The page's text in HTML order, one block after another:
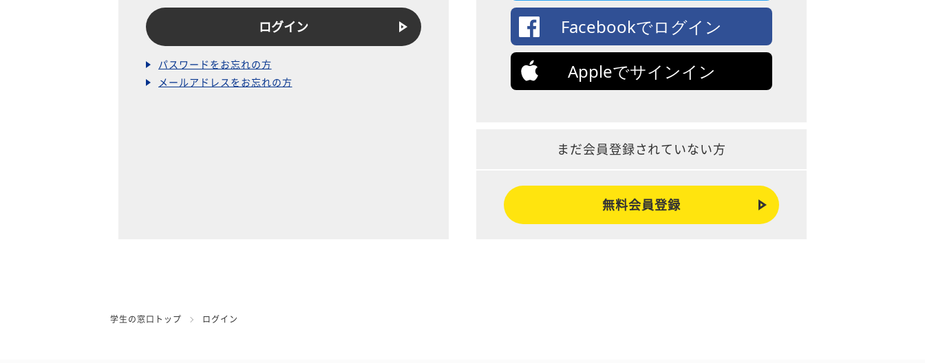
パスワードをお忘れの方
メールアドレスをお忘れの方
Facebookでログイン
Appleでサインイン
まだ会員登録されていない方
無料会員登録
学生の窓口トップ ログイン